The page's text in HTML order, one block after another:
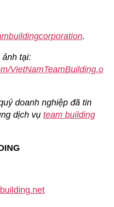
.
ảnh tại:
VietNamTeamBuilding.o
doanh nghiệp đã tin
dịch vụ team building